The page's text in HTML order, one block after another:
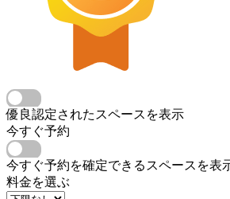
優良認定されたスペースを表示
今すぐ予約
今すぐ予約を確定できるスペースを表
料金を選ぶ